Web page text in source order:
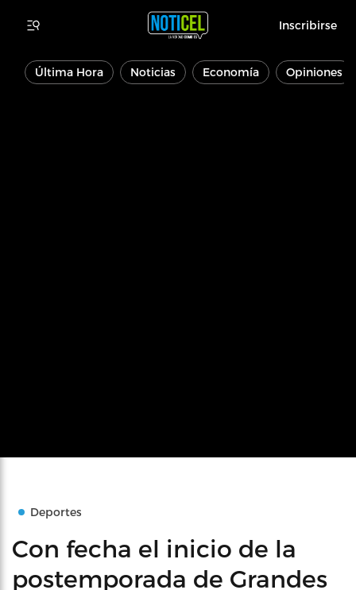
Inscribirse
Última Hora Noticias Economía Opiniones
Deportes
Con fecha el inicio de la
postemporada de Grandes